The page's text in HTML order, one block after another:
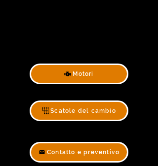
Motori
Scatole del cambio
Contatto e preventivo